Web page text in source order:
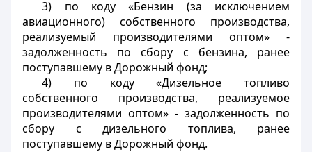
3) по коду «Бензин (за исключением
авиационного) собственного производства,
реализуемый производителями оптом» -
задолженность по сбору с бензина, ранее
поступавшему в Дорожный фонд;
4) по коду «Дизельное топливо
собственного производства, реализуемое
производителями оптом» - задолженность по
сбору с дизельного топлива, ранее
поступавшему в Дорожный фонд.